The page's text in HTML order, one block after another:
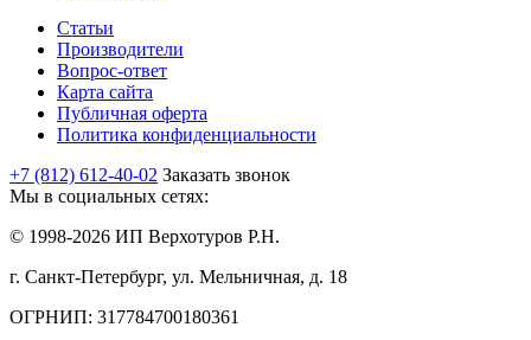
Статьи
Производители
Вопрос-ответ
Карта сайта
Публичная оферта
Политика конфиденциальности
+7 (812) 612-40-02 Заказать звонок
Мы в социальных сетях:
© 1998-2026 ИП Верхотуров Р.Н.
г. Санкт-Петербург, ул. Мельничная, д. 18
ОГРНИП: 317784700180361